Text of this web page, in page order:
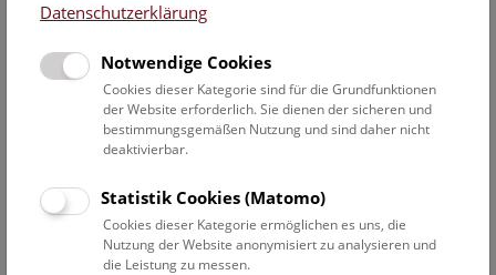
Datumsfilter
1.12.2023
Datum auswählen
Erweiterte Suche
Datenschutzerklärung
Notwendige Cookies
Cookies dieser Kategorie sind für die Grundfunktionen
der Website erforderlich. Sie dienen der sicheren und
bestimmungsgemäßen Nutzung und sind daher nicht
deaktivierbar.
Statistik Cookies (Matomo)
Cookies dieser Kategorie ermöglichen es uns, die
Nutzung der Website anonymisiert zu analysieren und
die Leistung zu messen.